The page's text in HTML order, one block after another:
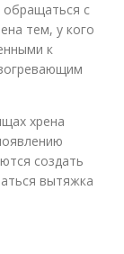
с
тем, у кого
к
хрена
создать
вытяжка